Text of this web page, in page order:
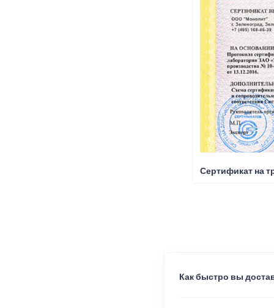
Сертификат на
Как быстро вы